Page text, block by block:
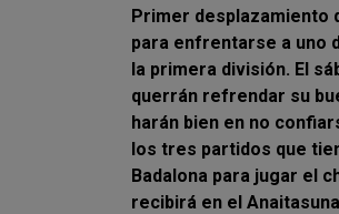
Primer desplazamiento
para enfrentarse a uno
la primera división. El
querrán refrendar su
harán bien en no
los tres partidos que
Badalona para jugar el
recibirá en el